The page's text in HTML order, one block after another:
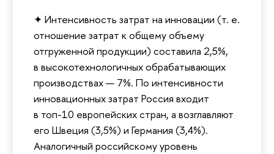
✦ Интенсивность затрат на инновации (т. е.
отношение затрат к общему объему
отгруженной продукции) составила 2,5%,
в высокотехнологичных обрабатывающих
производствах — 7%. По интенсивности
инновационных затрат Россия входит
в топ-10 европейских стран, а возглавляют
его Швеция (3,5%) и Германия (3,4%).
Аналогичный российскому уровень